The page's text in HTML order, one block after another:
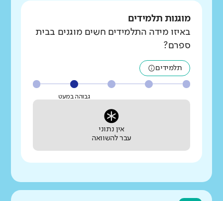
מוגנות תלמידים
באיזו מידה התלמידים חשים מוגנים בבית
ספרם?
תלמידים
גבוהה במעט
אין נתוני
עבר להשוואה